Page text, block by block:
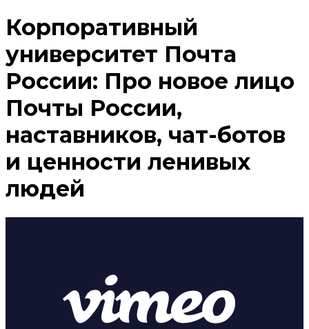
Корпоративный
университет Почта
России: Про новое лицо
Почты России,
наставников, чат-ботов
и ценности ленивых
людей